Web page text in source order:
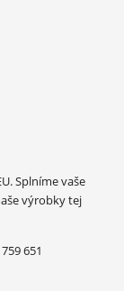
Splníme vaše
výrobky tej
651